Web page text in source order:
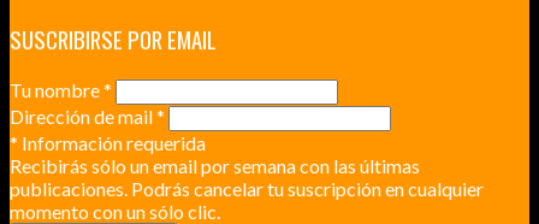
SUSCRIBIRSE POR EMAIL
Tu nombre*
Dirección de mail*
* Información requerida
Recibirás sólo un email por semana con las últimas
publicaciones. Podrás cancelar tu suscripción en cualquier
momento con un sólo clic.